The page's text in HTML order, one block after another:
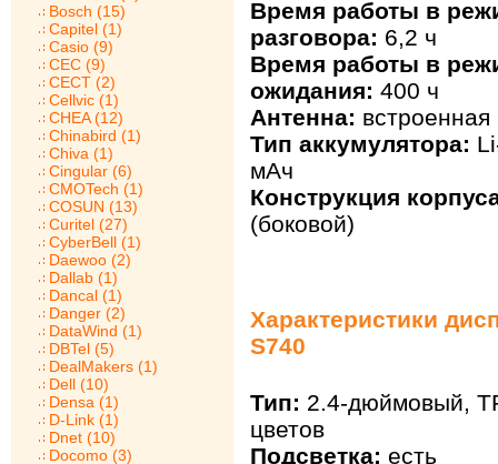
Bosch (15)
Capitel (1)
Casio (9)
CEC (9)
CECT (2)
Cellvic (1)
CHEA (12)
Chinabird (1)
Chiva (1)
Cingular (6)
CMOTech (1)
COSUN (13)
Curitel (27)
CyberBell (1)
Daewoo (2)
Dallab (1)
Dancal (1)
Danger (2)
DataWind (1)
DBTel (5)
DealMakers (1)
Dell (10)
Densa (1)
D-Link (1)
Dnet (10)
Docomo (3)
Время работы в
разговора: 6,2 ч
Время работы в
ожидания: 400 ч
Антенна: встроенная
Тип аккумулятора:
мАч
Конструкция
(боковой)
Характеристики
S740
Тип: 2.4-дюймовый,
цветов
Подсветка: есть